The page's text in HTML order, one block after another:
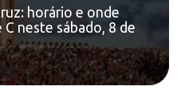
horário e onde
neste sábado, 8 de